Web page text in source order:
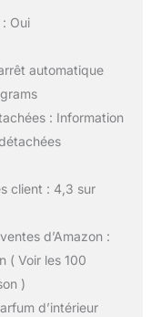
Oui
automatique
: Information
client : 4,3 sur
d’Amazon :
( Voir les 100
)
d’intérieur